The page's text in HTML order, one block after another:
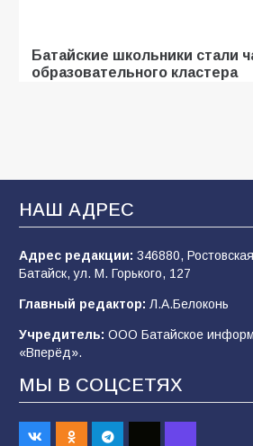
Батайские школьники стали
образовательного кластера
деле происходит в армии
2026 года
99 03.08.2026
В Батайске продолжаются
Батайчане привезли 20
соревнований
87 06.08.2026
НАШ АДРЕС
Адрес редакции: 346880,
Батайск, ул. М. Горького, 127
Главный редактор: Л.А.Белоконь
Учредитель: ООО Батайское
«Вперёд».
МЫ В СОЦСЕТЯХ